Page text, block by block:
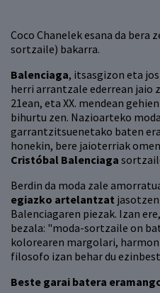
Coco Chanelek esana da bera
sortzaile) bakarra.
Balenciaga, itsasgizon eta
herri arrantzale ederrean jaio
21ean, eta XX. mendean
bihurtu zen. Nazioarteko
garrantzitsuenetako baten
honekin, bere jaioterriak
Cristóbal Balenciaga
Berdin da moda zale
egiazko artelantzat
Balenciagaren piezak. Izan
bezala: "moda-sortzaile on
kolorearen margolari,
filosofo izan behar du
Beste garai batera